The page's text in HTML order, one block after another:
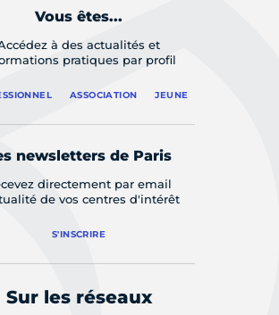
Vous êtes...
à des actualités et
pratiques par profil
ASSOCIATION JEUNE
newsletters de Paris
directement par email
de vos centres d'intérêt
S'INSCRIRE
Sur les réseaux